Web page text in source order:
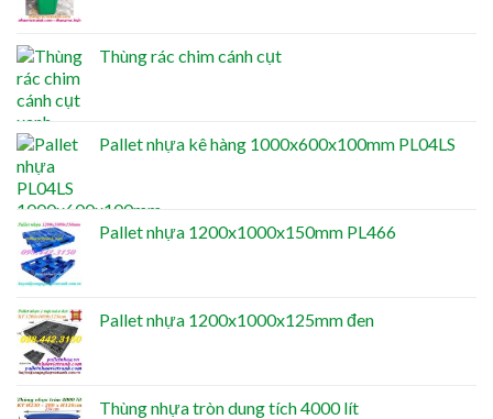
Thùng rác chim cánh cụt
Pallet nhựa kê hàng 1000x600x100mm PL04LS
Pallet nhựa 1200x1000x150mm PL466
Pallet nhựa 1200x1000x125mm đen
Thùng nhựa tròn dung tích 4000 lít